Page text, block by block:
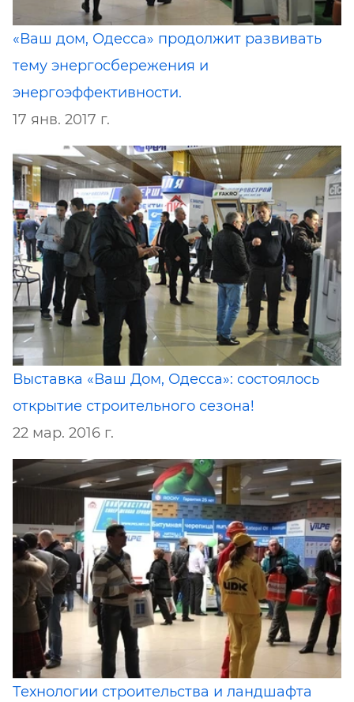
«Ваш дом, Одесса» продолжит развивать
тему энергосбережения и
энергоэффективности.
17 янв. 2017 г.
Выставка «Ваш Дом, Одесса»: состоялось
открытие строительного сезона!
22 мар. 2016 г.
Технологии строительства и ландшафта